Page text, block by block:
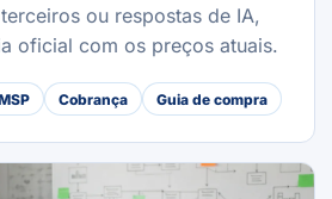
ou respostas de IA,
oficial com os preços atuais.
Cobrança Guia de compra